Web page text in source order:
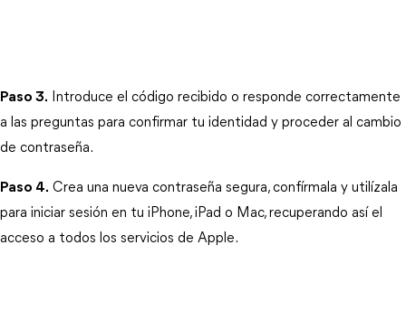
Paso 3. Introduce el código recibido o responde correctamente
a las preguntas para confirmar tu identidad y proceder al cambio
de contraseña.
Paso 4. Crea una nueva contraseña segura, confírmala y utilízala
para iniciar sesión en tu iPhone, iPad o Mac, recuperando así el
acceso a todos los servicios de Apple.